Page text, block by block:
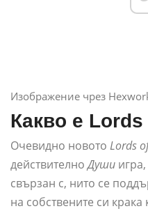
Изображение чрез
Какво е
Очевидно новото Lords
действителноДуши
свързан с, нито се
на собствените си